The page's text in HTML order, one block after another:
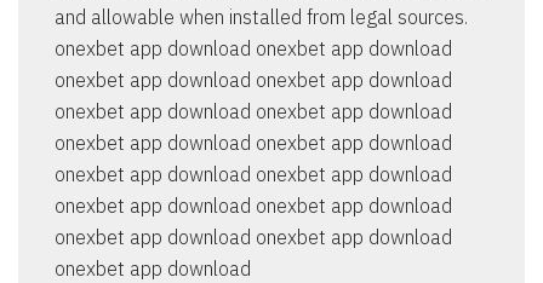
and allowable when installed from legal sources.
onexbet app download onexbet app download
onexbet app download onexbet app download
onexbet app download onexbet app download
onexbet app download onexbet app download
onexbet app download onexbet app download
onexbet app download onexbet app download
onexbet app download onexbet app download
onexbet app download